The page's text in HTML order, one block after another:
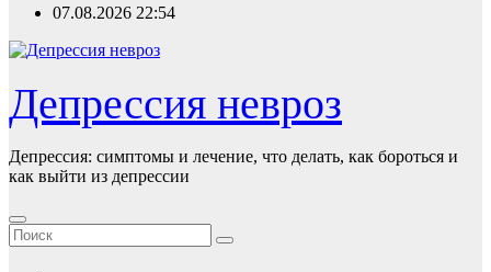
07.08.2026 22:54
Депрессия невроз
Депрессия: симптомы и лечение, что делать, как бороться и
как выйти из депрессии